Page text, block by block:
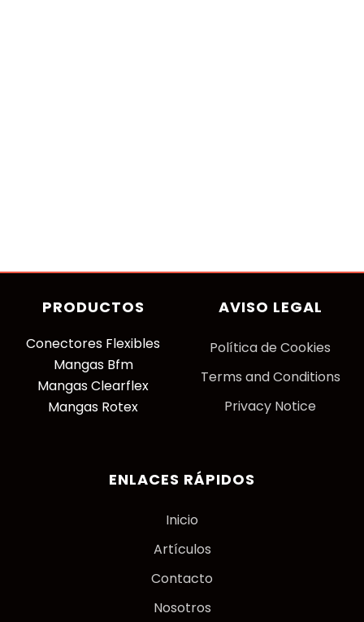
PRODUCTOS
Conectores Flexibles
Mangas Bfm
Mangas Clearflex
Mangas Rotex
AVISO LEGAL
Política de Cookies
Terms and Conditions
Privacy Notice
ENLACES RÁPIDOS
Inicio
Artículos
Contacto
Nosotros